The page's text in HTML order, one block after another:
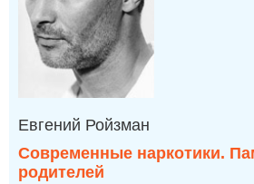
Евгений Ройзман
Современные наркотики.
родителей